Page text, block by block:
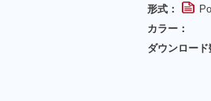
形式：
カラー：
ダウンロード